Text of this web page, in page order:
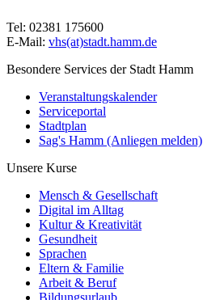
Tel: 02381 175600
E-Mail: vhs(at)stadt.hamm.de
Besondere Services der Stadt Hamm
Veranstaltungskalender
Serviceportal
Stadtplan
Sag's Hamm (Anliegen melden)
Unsere Kurse
Mensch & Gesellschaft
Digital im Alltag
Kultur & Kreativität
Gesundheit
Sprachen
Eltern & Familie
Arbeit & Beruf
Bildungsurlaub